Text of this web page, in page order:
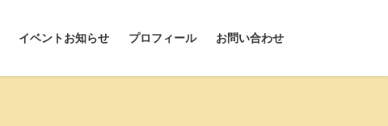
イベントお知らせ プロフィール お問い合わせ